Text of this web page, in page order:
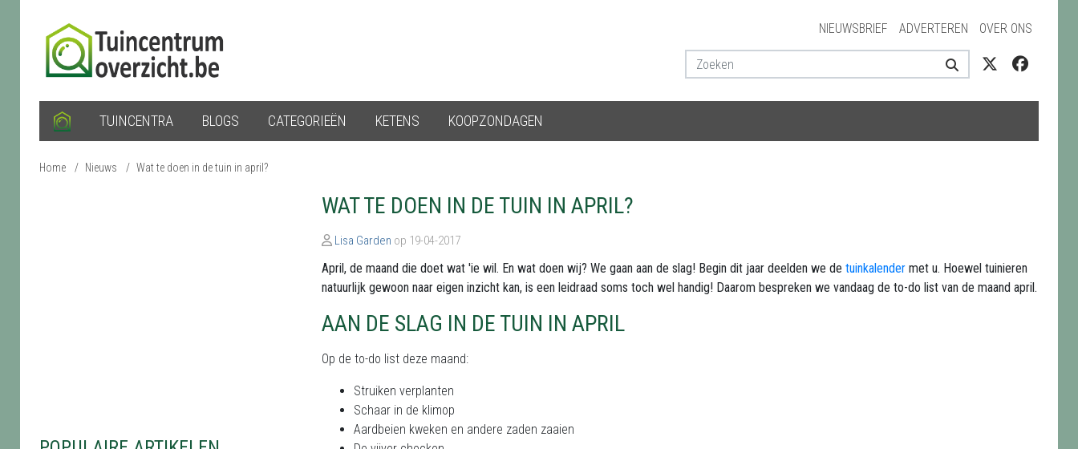
NIEUWSBRIEF ADVERTEREN OVER ONS
TUINCENTRA BLOGS CATEGORIEËN KETENS KOOPZONDAGEN
Home / Nieuws / Wat te doen in de tuin in april?
WAT TE DOEN IN DE TUIN IN APRIL?
Lisa Garden op 19-04-2017
April, de maand die doet wat 'ie wil. En wat doen wij? We gaan aan de slag! Begin dit jaar deelden we de tuinkalender met u. Hoewel tuinieren
natuurlijk gewoon naar eigen inzicht kan, is een leidraad soms toch wel handig! Daarom bespreken we vandaag de to-do list van de maand april.
AAN DE SLAG IN DE TUIN IN APRIL
Op de to-do list deze maand:
Struiken verplanten
Schaar in de klimop
Aardbeien kweken en andere zaden zaaien